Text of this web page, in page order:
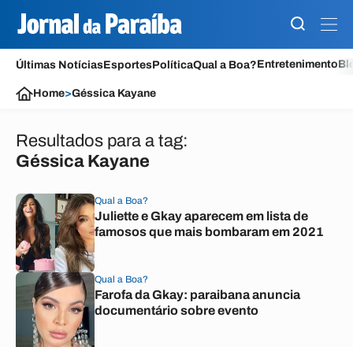
Últimas NotíciasEsportesPolíticaQual a Boa?Entretenimento
Home>Géssica Kayane
Resultados para a tag:
Géssica Kayane
Qual a Boa?
Juliette e Gkay aparecem em lista de
famosos que mais bombaram em 2021
Qual a Boa?
Farofa da Gkay: paraibana anuncia
documentário sobre evento